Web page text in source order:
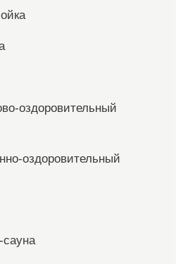
оздоровительный
оздоровительный